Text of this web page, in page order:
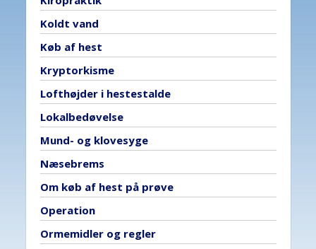
Koldt vand
Køb af hest
Kryptorkisme
Lofthøjder i hestestalde
Lokalbedøvelse
Mund- og klovesyge
Næsebrems
Om køb af hest på prøve
Operation
Ormemidler og regler